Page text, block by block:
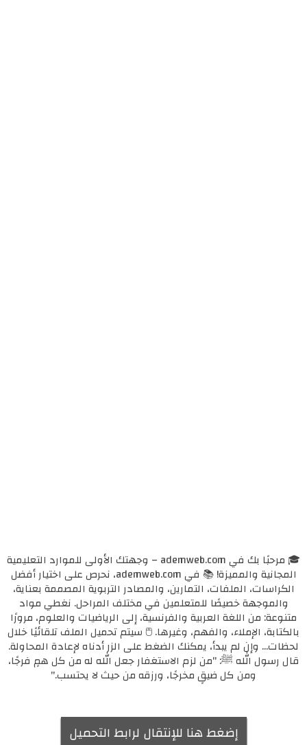
🎓 مرحبًا بك في ademweb.com – وجهتك الأولى للموارد التعليمية
المجانية والمميزة! 📚 في ademweb.com، نحرص على اختيار أفضل
الكراسات، الملفات، التمارين، والمصادر التربوية المصممة بعناية،
والموجهة خصيصًا للمتعلمين في مختلف المراحل. نغطي مواد
متنوعة: من اللغة العربية والفرنسية، إلى الرياضيات والعلوم، مرورًا
بالكتابة، الإملاء، والفهم، وغيرها. 🖱️ سيتم تحميل الملف تلقائيًا خلال
لحظات... وإن لم يبدأ، يمكنك الضغط على الزر أدناه لإعادة المحاولة.
قال رسول الله ﷺ: "من لزم الاستغفار جعل الله له من كل همٍ فرجًا،
ومن كل ضيقٍ مخرجًا، ورزقه من حيث لا يحتسب."
إضغط هنا للإنتقال لرابط التحميل